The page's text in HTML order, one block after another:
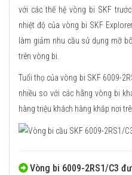
với các thế hệ vòng bi SKF
nhiệt độ của vòng bi SKF
làm giảm nhu cầu sử dụng mỡ
trên vòng bi.
Tuổi thọ của vòng bi SKF 6009-
nhiều so với các hãng vòng bi
hàng triệu khách hàng khắp nơi
Vòng bi 6009-2RS1/C3